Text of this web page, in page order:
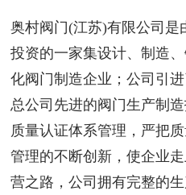
奥村阀门(江苏)有限公司是
投资的一家集设计、制造
化阀门制造企业；公司引
总公司先进的阀门生产制
质量认证体系管理，严把
管理的不断创新，使企业
营之路，公司拥有完整的